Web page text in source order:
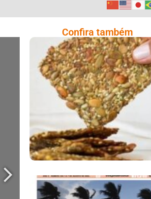
Confira também
Comer Bem: Cracker
De Sementes